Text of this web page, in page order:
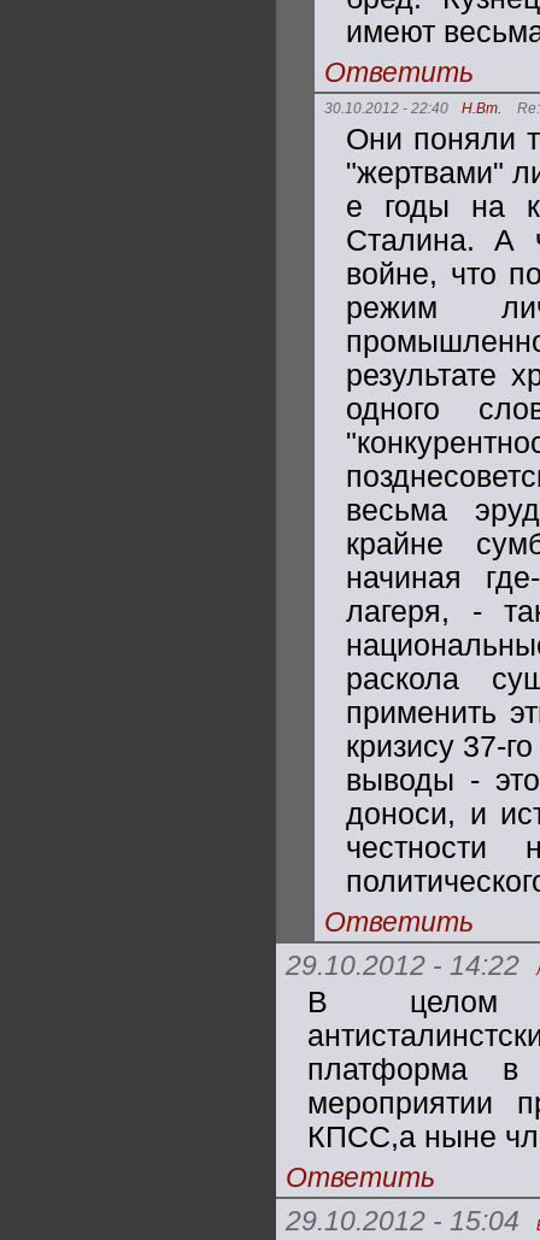
имеют
Ответить
30.10.2012 - 22:40 Н.Вт.
Они поняли
"жертвами"
е годы на
Сталина. А
войне, что
режим
результате
одного
весьма
крайне
начиная
лагеря, -
раскола
применить
кризису 37-
выводы -
доноси, и
Ответить
29.10.2012 - 14:22
В целом
платформа
мероприятии
КПСС,а ныне
Ответить
29.10.2012 - 15:04